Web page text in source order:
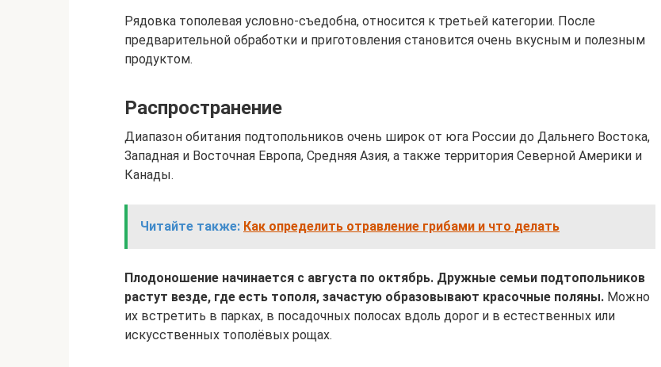
Рядовка тополевая условно-съедобна, относится к третьей категории. После
предварительной обработки и приготовления становится очень вкусным и полезным
продуктом.
Распространение
Диапазон обитания подтопольников очень широк от юга России до Дальнего Востока,
Западная и Восточная Европа, Средняя Азия, а также территория Северной Америки и
Канады.
Читайте также: Как определить отравление грибами и что делать
Плодоношение начинается с августа по октябрь. Дружные семьи подтопольников
растут везде, где есть тополя, зачастую образовывают красочные поляны. Можно
их встретить в парках, в посадочных полосах вдоль дорог и в естественных или
искусственных тополёвых рощах.